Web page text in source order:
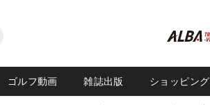
ゴルフ動画 雑誌出版 ショッピング